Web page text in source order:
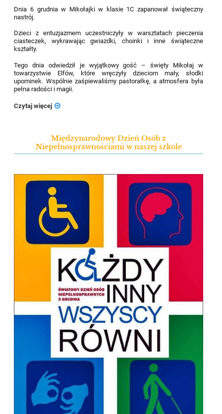
Dnia 6 grudnia w Mikołajki w klasie 1C zapanował świąteczny
nastrój.
Dzieci z entuzjazmem uczestniczyły w warsztatach pieczenia
ciasteczek, wykrawając gwiazdki, choinki i inne świąteczne
kształty.
Tego dnia odwiedził je wyjątkowy gość – święty Mikołaj w
towarzystwie Elfów, które wręczyły dzieciom mały, słodki
upominek. Wspólnie zaśpiewaliśmy pastorałkę, a atmosfera była
pełna radości i magii.
Czytaj więcej
Międzynarodowy Dzień Osób z
Niepełnosprawnościami w naszej szkole